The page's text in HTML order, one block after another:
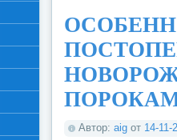
Автор: aig от 14-11-